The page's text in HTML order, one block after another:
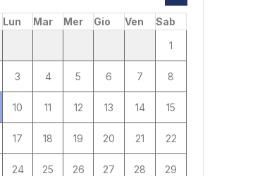
Lun Mar Mer Gio Ven
Sab
1
3 4 5 6 7 8
10 11 12 13 14 15
17 18 19 20 21 22
24 25 26 27 28 29